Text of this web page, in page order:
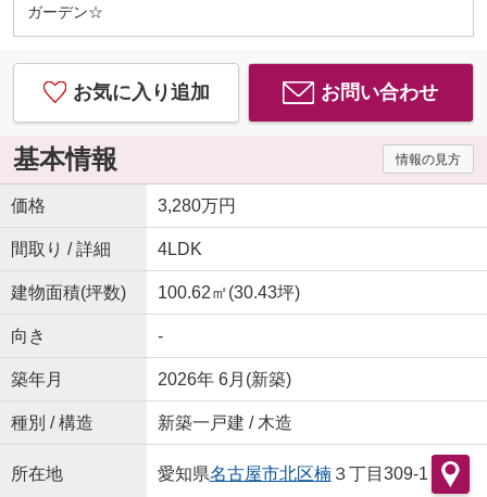
ガーデン☆
お気に入り追加 お問い合わせ
基本情報 情報の見方
価格 3,280万円
間取り / 詳細 4LDK
建物面積(坪数) 100.62㎡(30.43坪)
向き -
築年月 2026年 6月(新築)
種別 / 構造 新築一戸建 / 木造
所在地 愛知県名古屋市北区楠３丁目309-1